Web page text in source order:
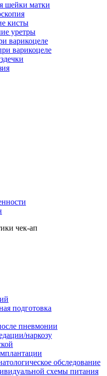
шейки матки
кисты
уретры
варикоцеле
варикоцеле
чек-ап
подготовка
пневмонии
наркозу
обследование
схемы питания